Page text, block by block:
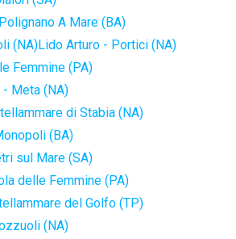
A Mare (BA)
(NA)Lido Arturo - Portici (NA)
Femmine (PA)
Meta (NA)
di Stabia (NA)
(BA)
sul Mare (SA)
delle Femmine (PA)
del Golfo (TP)
(NA)